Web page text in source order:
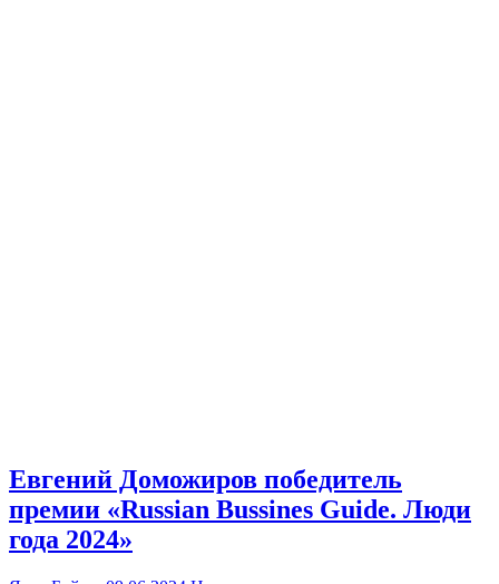
Евгений Доможиров победитель
премии «Russian Bussines Guide. Люди
года 2024»